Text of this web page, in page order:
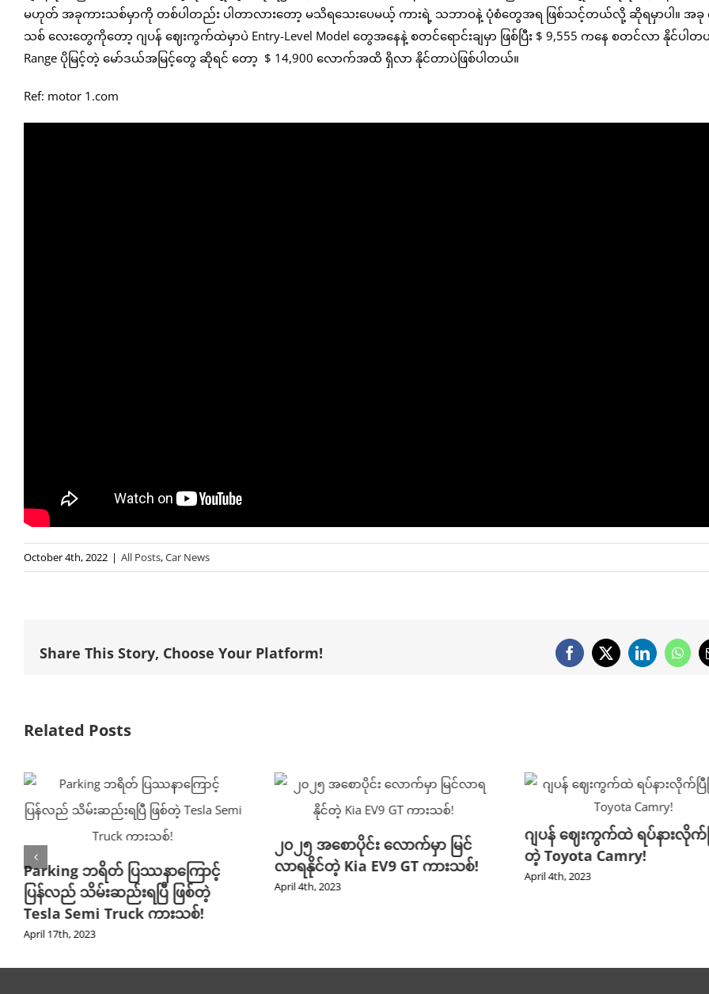
မဟုတ် အခုကားသစ်မှာကို တစ်ပါတည်း ပါတာလားတော့ မသိရသေးပေမယ့် ကားရဲ့ သဘာဝနဲ့ ပုံစံတွေအရ ဖြစ်သင့်တယ်လို့ ဆိုရမှာပါ။ အခု
သစ် လေးတွေကိုတော့ ဂျပန် ဈေးကွက်ထဲမှာပဲ Entry-Level Model တွေအနေနဲ့ စတင်ရောင်းချမှာ ဖြစ်ပြီး $ 9,555 ကနေ စတင်လာ နိုင်ပါတ
Range ပိုမြင့်တဲ့ မော်ဒယ်အမြင့်တွေ ဆိုရင် တော့ $ 14,900 လောက်အထိ ရှိလာ နိုင်တာပဲဖြစ်ပါတယ်။
Ref: motor 1.com
October 4th, 2022 | All Posts,Car News
Share This Story, Choose Your Platform! Facebook
X LinkedIn
Related Posts
ောင့်
စ်တဲ့
၂၀၂၅ အစောပိုင်း လောက်မှာ မြင်
လာရနိုင်တဲ့ Kia EV9 GT ကားသစ်!
April 4th, 2023
ဂျပန် ဈေးကွက်ထဲ ရပ်နားလိုက်ပြီဖြစ်
တဲ့ Toyota Camry!
April 4th, 2023